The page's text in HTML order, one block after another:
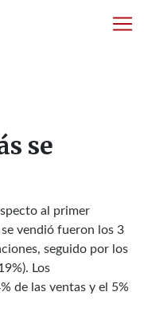
se
al primer
vendió fueron los 3
seguido por los
Los
de las ventas y el 5%